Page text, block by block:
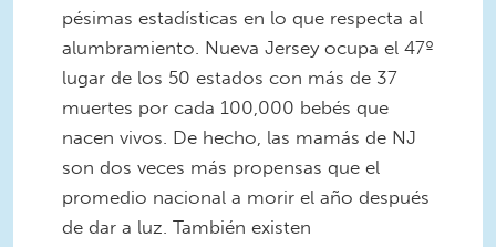
pésimas estadísticas en lo que respecta al
alumbramiento. Nueva Jersey ocupa el 47º
lugar de los 50 estados con más de 37
muertes por cada 100,000 bebés que
nacen vivos. De hecho, las mamás de NJ
son dos veces más propensas que el
promedio nacional a morir el año después
de dar a luz. También existen